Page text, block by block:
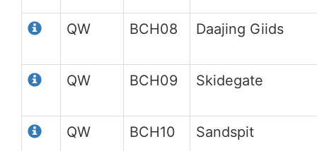
QW BCH08 Daajing Giids
QW BCH09 Skidegate
QW BCH10 Sandspit